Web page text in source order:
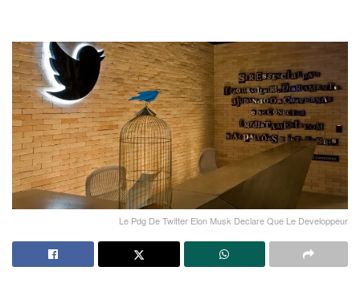
Le Pdg De Twitter Elon Musk Declare Que Le Developpeur